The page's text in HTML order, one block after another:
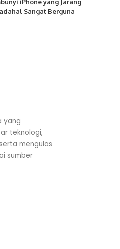
iPhone yang Jarang
Sangat Berguna
yang
teknologi,
mengulas
sumber